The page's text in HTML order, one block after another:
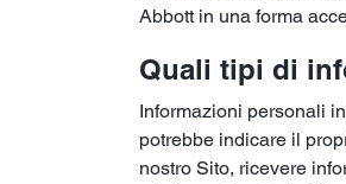
Abbott in una forma
Quali tipi di
Informazioni personali
potrebbe indicare il
nostro Sito, ricevere